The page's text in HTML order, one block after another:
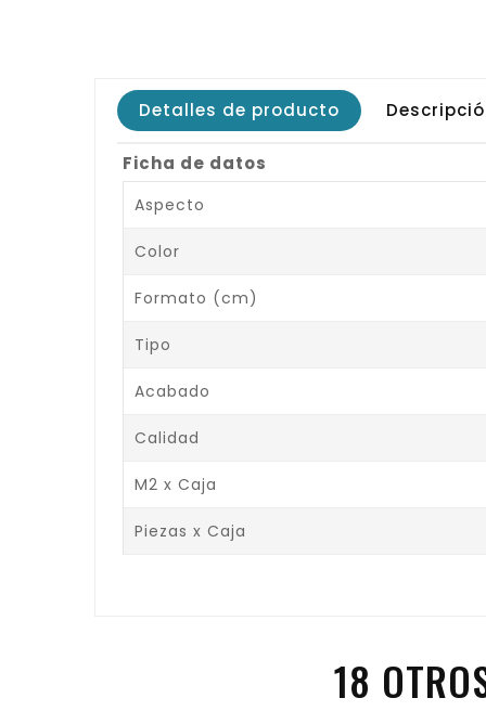
Detalles de producto
Ficha de datos
Aspecto
Color
Formato (cm)
Tipo
Acabado
Calidad
M2 x Caja
Piezas x Caja
18